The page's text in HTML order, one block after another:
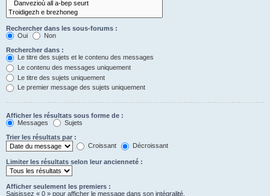
Rechercher dans les sous-forums :
Oui
Non
Rechercher dans :
Le titre des sujets et le contenu des messages
Le contenu des messages uniquement
Le titre des sujets uniquement
Le premier message des sujets uniquement
Afficher les résultats sous forme de :
Messages
Sujets
Trier les résultats par :
Croissant
Décroissant
Limiter les résultats selon leur ancienneté :
Afficher seulement les premiers :
Saisissez « 0 » pour afficher le message dans son intégralité.